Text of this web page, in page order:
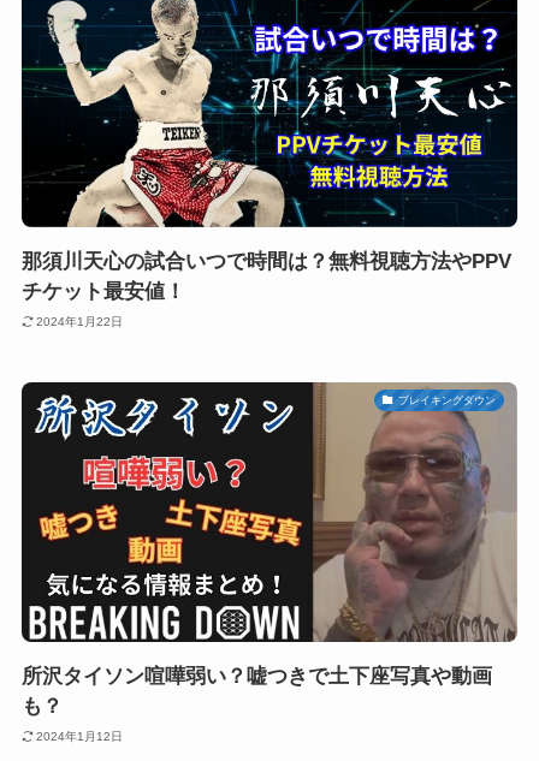
那須川天心の試合いつで時間は？無料視聴方法やPPV
チケット最安値！
2024年1月22日
ブレイキングダウン
所沢タイソン喧嘩弱い？嘘つきで土下座写真や動画
も？
2024年1月12日